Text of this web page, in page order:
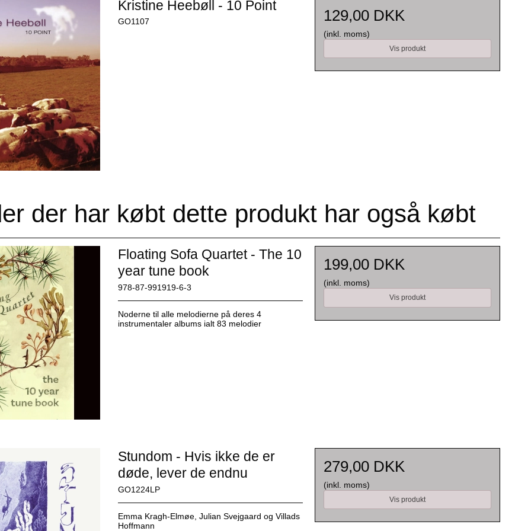
Kristine Heebøll - 10 Point
GO1107 129,00 DKK
(inkl. moms)
Vis produkt
der har købt dette produkt har også købt
Floating Sofa Quartet - The 10
year tune book
978-87-991919-6-3
Noderne til alle melodierne på deres 4
instrumentaler albums ialt 83 melodier
199,00 DKK
(inkl. moms)
Vis produkt
Stundom - Hvis ikke de er
døde, lever de endnu
GO1224LP
Emma Kragh-Elmøe, Julian Svejgaard og Villads
Hoffmann
279,00 DKK
(inkl. moms)
Vis produkt